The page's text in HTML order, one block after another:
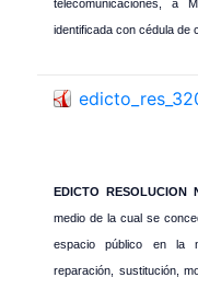
telecomunicaciones, a
identificada con cédula de
EDICTO
medio de la cual se
espacio público en la
reparación, sustitución,